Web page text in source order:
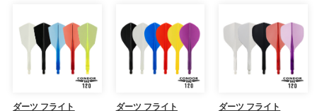
ダーツ フライト
ダーツ フライト
ダーツ フライト